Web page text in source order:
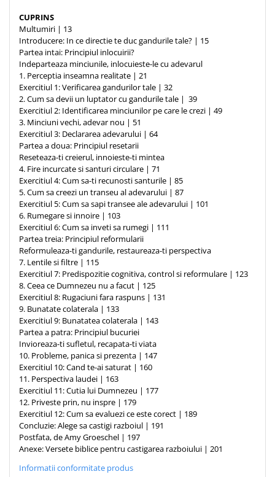
CUPRINS
Multumiri | 13
Introducere: In ce directie te duc gandurile tale? | 15
Partea intai: Principiul inlocuirii?
Indeparteaza minciunile, inlocuieste-le cu adevarul
1. Perceptia inseamna realitate | 21
Exercitiul 1: Verificarea gandurilor tale | 32
2. Cum sa devii un luptator cu gandurile tale | 39
Exercitiul 2: Identificarea minciunilor pe care le crezi | 49
3. Minciuni vechi, adevar nou | 51
Exercitiul 3: Declararea adevarului | 64
Partea a doua: Principiul resetarii
Reseteaza-ti creierul, innoieste-ti mintea
4. Fire incurcate si santuri circulare | 71
Exercitiul 4: Cum sa-ti recunosti santurile | 85
5. Cum sa creezi un transeu al adevarului | 87
Exercitiul 5: Cum sa sapi transee ale adevarului | 101
6. Rumegare si innoire | 103
Exercitiul 6: Cum sa inveti sa rumegi | 111
Partea treia: Principiul reformularii
Reformuleaza-ti gandurile, restaureaza-ti perspectiva
7. Lentile si filtre | 115
Exercitiul 7: Predispozitie cognitiva, control si reformulare | 123
8. Ceea ce Dumnezeu nu a facut | 125
Exercitiul 8: Rugaciuni fara raspuns | 131
9. Bunatate colaterala | 133
Exercitiul 9: Bunatatea colaterala | 143
Partea a patra: Principiul bucuriei
Invioreaza-ti sufletul, recapata-ti viata
10. Probleme, panica si prezenta | 147
Exercitiul 10: Cand te-ai saturat | 160
11. Perspectiva laudei | 163
Exercitiul 11: Cutia lui Dumnezeu | 177
12. Priveste prin, nu inspre | 179
Exercitiul 12: Cum sa evaluezi ce este corect | 189
Concluzie: Alege sa castigi razboiul | 191
Postfata, de Amy Groeschel | 197
Anexe: Versete biblice pentru castigarea razboiului | 201
Informatii conformitate produs